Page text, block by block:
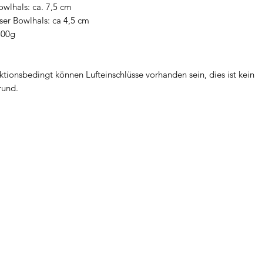
ca. 7,5 cm
Bowlhals: ca 4,5 cm
können Lufteinschlüsse vorhanden sein, dies ist kein